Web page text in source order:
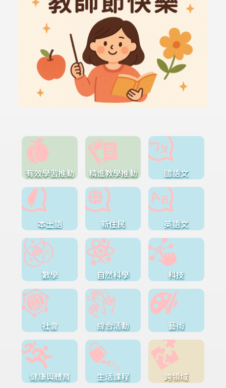
有效學習推動 精進教學推動 國語文
本土語 新住民 英語文
數學 自然科學 科技
社會 綜合活動 藝術
健康與體育 生活課程 跨領域